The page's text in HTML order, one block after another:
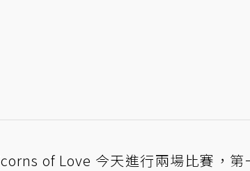
of Love 今天進行兩場比賽，